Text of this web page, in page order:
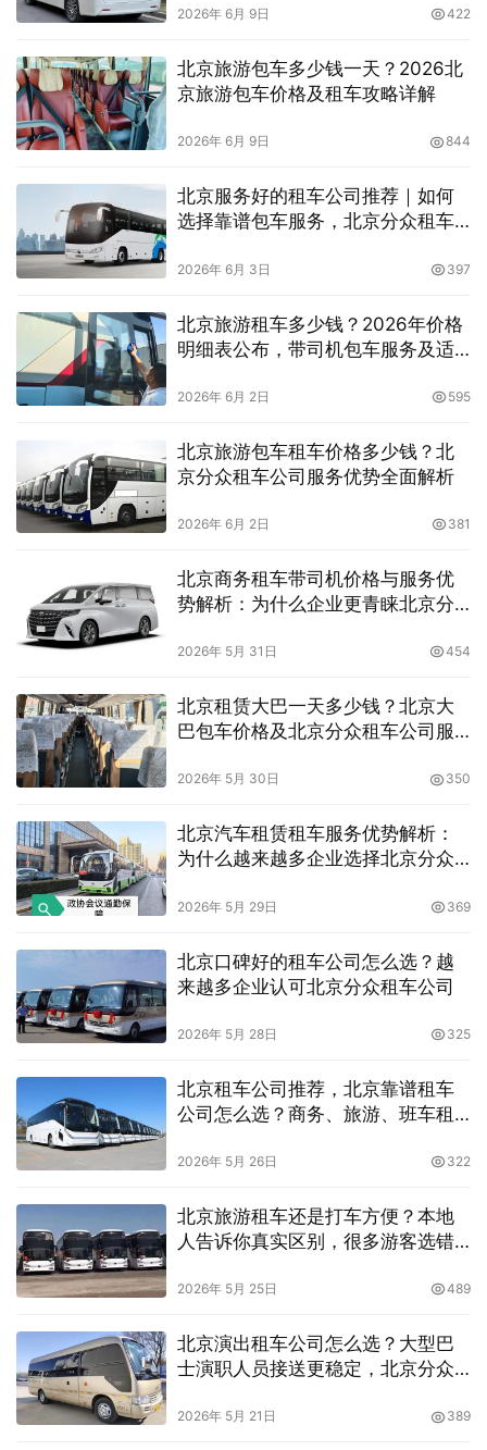
2026年 6月 9日 422
北京旅游包车多少钱一天？2026北
京旅游包车价格及租车攻略详解
2026年 6月 9日 844
北京服务好的租车公司推荐｜如何
选择靠谱包车服务，北京分众租车
2026年 6月 3日 397
北京旅游租车多少钱？2026年价格
明细表公布，带司机包车服务及适
2026年 6月 2日 595
北京旅游包车租车价格多少钱？北
京分众租车公司服务优势全面解析
2026年 6月 2日 381
北京商务租车带司机价格与服务优
势解析：为什么企业更青睐北京分
2026年 5月 31日 454
北京租赁大巴一天多少钱？北京大
巴包车价格及北京分众租车公司服
2026年 5月 30日 350
北京汽车租赁租车服务优势解析：
为什么越来越多企业选择北京分众
2026年 5月 29日 369
北京口碑好的租车公司怎么选？越
来越多企业认可北京分众租车公司
2026年 5月 28日 325
北京租车公司推荐，北京靠谱租车
公司怎么选？商务、旅游、班车租
2026年 5月 26日 322
北京旅游租车还是打车方便？本地
人告诉你真实区别，很多游客选错
2026年 5月 25日 489
北京演出租车公司怎么选？大型巴
士演职人员接送更稳定，北京分众
2026年 5月 21日 389